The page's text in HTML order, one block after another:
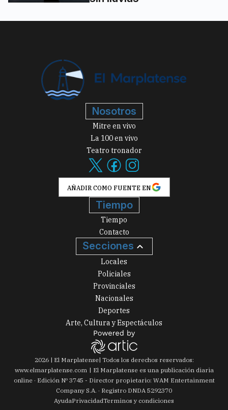
Nosotros
Mitre en vivo
La 100 en vivo
Teatro tronador
AÑADIR COMO FUENTE EN
Tiempo
Tiempo
Contacto
Secciones
Locales
Policiales
Provinciales
Nacionales
Deportes
Arte, Cultura y Espectáculos
2026| El Marplatense| Todos los derechos reservados:
www.elmarplatense.com
El Marplatense es una publicación diaria
online · Edición Nº 3745 - Director propietario: WAM Entertainment
Company S.A. · Registro DNDA 5292370
AyudaPrivacidadTerminos y condiciones